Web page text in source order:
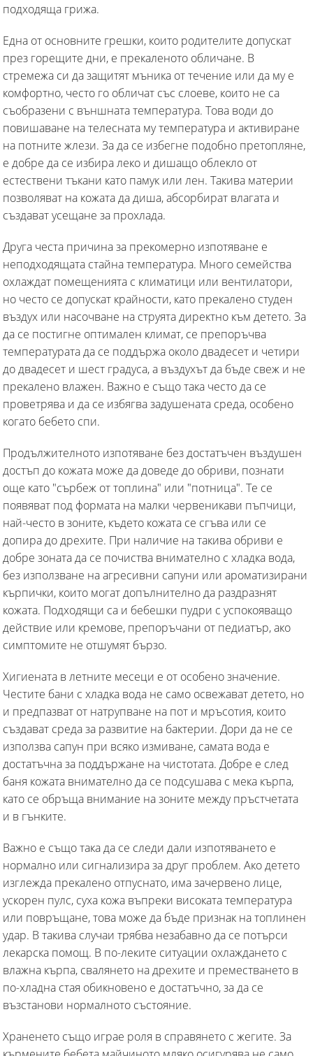
подходяща грижа.
Една от основните грешки, които родителите допускат
през горещите дни, е прекаленото обличане. В
стремежа си да защитят мъника от течение или да му е
комфортно, често го обличат със слоеве, които не са
съобразени с външната температура. Това води до
повишаване на телесната му температура и активиране
на потните жлези. За да се избегне подобно претопляне,
е добре да се избира леко и дишащо облекло от
естествени тъкани като памук или лен. Такива материи
позволяват на кожата да диша, абсорбират влагата и
създават усещане за прохлада.
Друга честа причина за прекомерно изпотяване е
неподходящата стайна температура. Много семейства
охлаждат помещенията с климатици или вентилатори,
но често се допускат крайности, като прекалено студен
въздух или насочване на струята директно към детето. За
да се постигне оптимален климат, се препоръчва
температурата да се поддържа около двадесет и четири
до двадесет и шест градуса, а въздухът да бъде свеж и не
прекалено влажен. Важно е също така често да се
проветрява и да се избягва задушената среда, особено
когато бебето спи.
Продължителното изпотяване без достатъчен въздушен
достъп до кожата може да доведе до обриви, познати
още като "сърбеж от топлина" или "потница". Те се
появяват под формата на малки червеникави пъпчици,
най-често в зоните, където кожата се сгъва или се
допира до дрехите. При наличие на такива обриви е
добре зоната да се почиства внимателно с хладка вода,
без използване на агресивни сапуни или ароматизирани
кърпички, които могат допълнително да раздразнят
кожата. Подходящи са и бебешки пудри с успокояващо
действие или кремове, препоръчани от педиатър, ако
симптомите не отшумят бързо.
Хигиената в летните месеци е от особено значение.
Честите бани с хладка вода не само освежават детето, но
и предпазват от натрупване на пот и мръсотия, които
създават среда за развитие на бактерии. Дори да не се
използва сапун при всяко измиване, самата вода е
достатъчна за поддържане на чистотата. Добре е след
баня кожата внимателно да се подсушава с мека кърпа,
като се обръща внимание на зоните между пръстчетата
и в гънките.
Важно е също така да се следи дали изпотяването е
нормално или сигнализира за друг проблем. Ако детето
изглежда прекалено отпуснато, има зачервено лице,
ускорен пулс, суха кожа въпреки високата температура
или повръщане, това може да бъде признак на топлинен
удар. В такива случаи трябва незабавно да се потърси
лекарска помощ. В по-леките ситуации охлаждането с
влажна кърпа, свалянето на дрехите и преместването в
по-хладна стая обикновено е достатъчно, за да се
възстанови нормалното състояние.
Храненето също играе роля в справянето с жегите. За